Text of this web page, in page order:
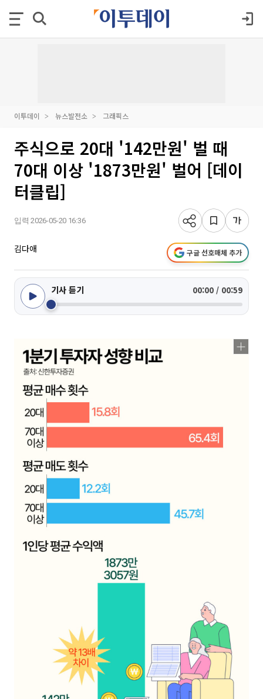
이투데이 뉴스발전소 그래픽스
주식으로 20대 '142만원' 벌 때
70대 이상 '1873만원' 벌어 [데이
터클립]
입력 2026-05-20 16:36
김다애 구글 선호매체 추가
기사 듣기 00:00 / 00:59